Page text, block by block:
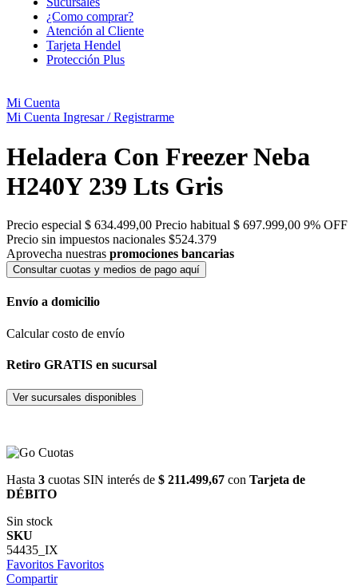
¿Como comprar?
Atención al Cliente
Tarjeta Hendel
Protección Plus
Mi Cuenta
Mi Cuenta Ingresar / Registrarme
Heladera Con Freezer Neba
H240Y 239 Lts Gris
Precio especial $ 634.499,00 Precio habitual $ 697.999,00 9% OFF
Precio sin impuestos nacionales $524.379
Aprovecha nuestras promociones bancarias
Consultar cuotas y medios de pago aquí
Envío a domicilio
Calcular costo de envío
Retiro GRATIS en sucursal
Ver sucursales disponibles
Hasta 3 cuotas SIN interés de $ 211.499,67 con Tarjeta de
DÉBITO
Sin stock
SKU
54435_IX
Favoritos Favoritos
Compartir